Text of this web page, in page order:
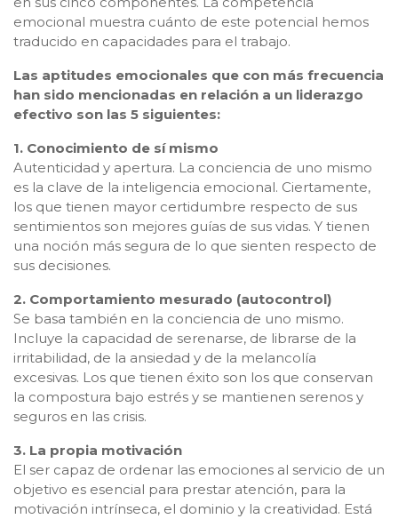
emocional muestra cuánto de este potencial hemos
traducido en capacidades para el trabajo.
Las aptitudes emocionales que con más frecuencia
han sido mencionadas en relación a un liderazgo
efectivo son las 5 siguientes:
1. Conocimiento de sí mismo
Autenticidad y apertura. La conciencia de uno mismo
es la clave de la inteligencia emocional. Ciertamente,
los que tienen mayor certidumbre respecto de sus
sentimientos son mejores guías de sus vidas. Y tienen
una noción más segura de lo que sienten respecto de
sus decisiones.
2. Comportamiento mesurado (autocontrol)
Se basa también en la conciencia de uno mismo.
Incluye la capacidad de serenarse, de librarse de la
irritabilidad, de la ansiedad y de la melancolía
excesivas. Los que tienen éxito son los que conservan
la compostura bajo estrés y se mantienen serenos y
seguros en las crisis.
3. La propia motivación
El ser capaz de ordenar las emociones al servicio de un
objetivo es esencial para prestar atención, para la
motivación intrínseca, el dominio y la creatividad. Está